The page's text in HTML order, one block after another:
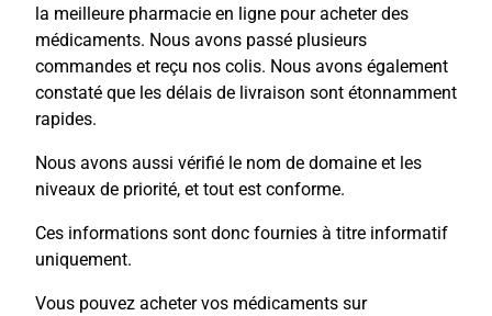
la meilleure pharmacie en ligne pour acheter des
médicaments. Nous avons passé plusieurs
commandes et reçu nos colis. Nous avons également
constaté que les délais de livraison sont étonnamment
rapides.
Nous avons aussi vérifié le nom de domaine et les
niveaux de priorité, et tout est conforme.
Ces informations sont donc fournies à titre informatif
uniquement.
Vous pouvez acheter vos médicaments sur